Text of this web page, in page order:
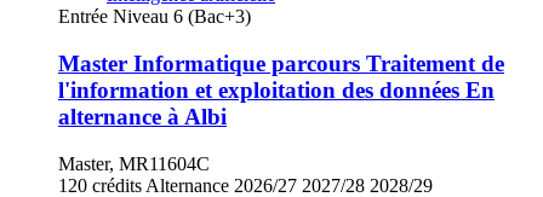
Entrée Niveau 6 (Bac+3)
Master Informatique parcours Traitement de
l'information et exploitation des données En
alternance à Albi
Master, MR11604C
120 crédits Alternance 2026/27 2027/28 2028/29